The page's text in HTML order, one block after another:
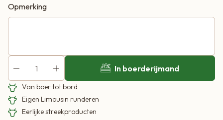
Opmerking
In boerderijmand
Van boer tot bord
Eigen Limousin runderen
Eerlijke streekproducten